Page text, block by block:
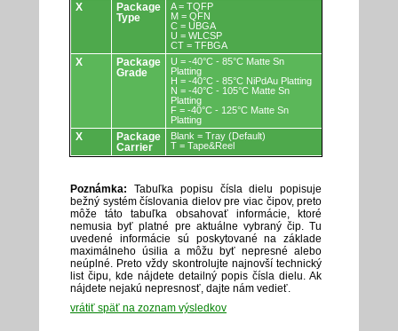
X
Package
Type
A = TQFP
M = QFN
C = UBGA
U = WLCSP
CT = TFBGA
X
Package
Grade
U = -40°C - 85°C Matte Sn
Platting
H = -40°C - 85°C NiPdAu Platting
N = -40°C - 105°C Matte Sn
Platting
F = -40°C - 125°C Matte Sn
Platting
X
Package
Carrier
Blank = Tray (Default)
T = Tape&Reel
Poznámka: Tabuľka popisu čísla dielu popisuje
bežný systém číslovania dielov pre viac čipov, preto
môže táto tabuľka obsahovať informácie, ktoré
nemusia byť platné pre aktuálne vybraný čip. Tu
uvedené informácie sú poskytované na základe
maximálneho úsilia a môžu byť nepresné alebo
neúplné. Preto vždy skontrolujte najnovší technický
list čipu, kde nájdete detailný popis čísla dielu. Ak
nájdete nejakú nepresnosť, dajte nám vedieť.
vrátiť späť na zoznam výsledkov